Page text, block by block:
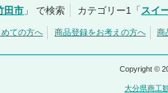
田市 」 で検索 カテゴリー1「 スイ
ての方へ 商品登録をお考えの方へ 商
Copyright ©
大分県商工